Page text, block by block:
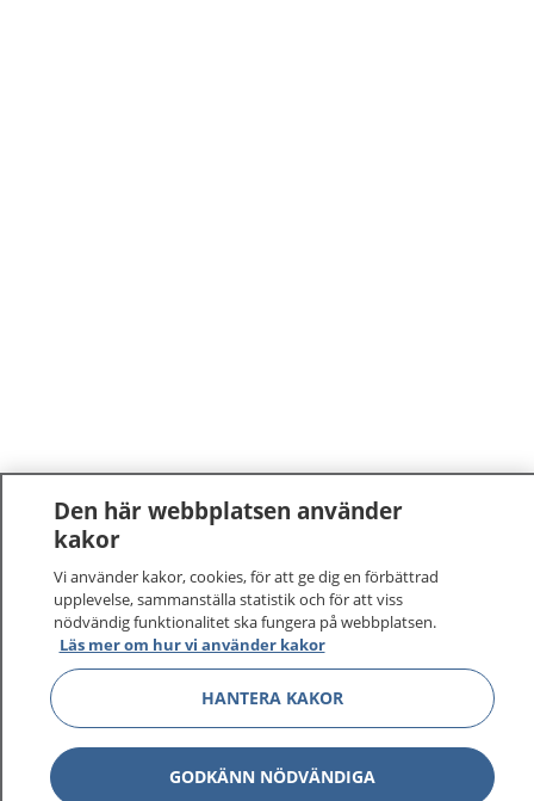
Den här webbplatsen använder
kakor
Vi använder kakor, cookies, för att ge dig en förbättrad
upplevelse, sammanställa statistik och för att viss
nödvändig funktionalitet ska fungera på webbplatsen.
Läs mer om hur vi använder kakor
HANTERA KAKOR
GODKÄNN NÖDVÄNDIGA